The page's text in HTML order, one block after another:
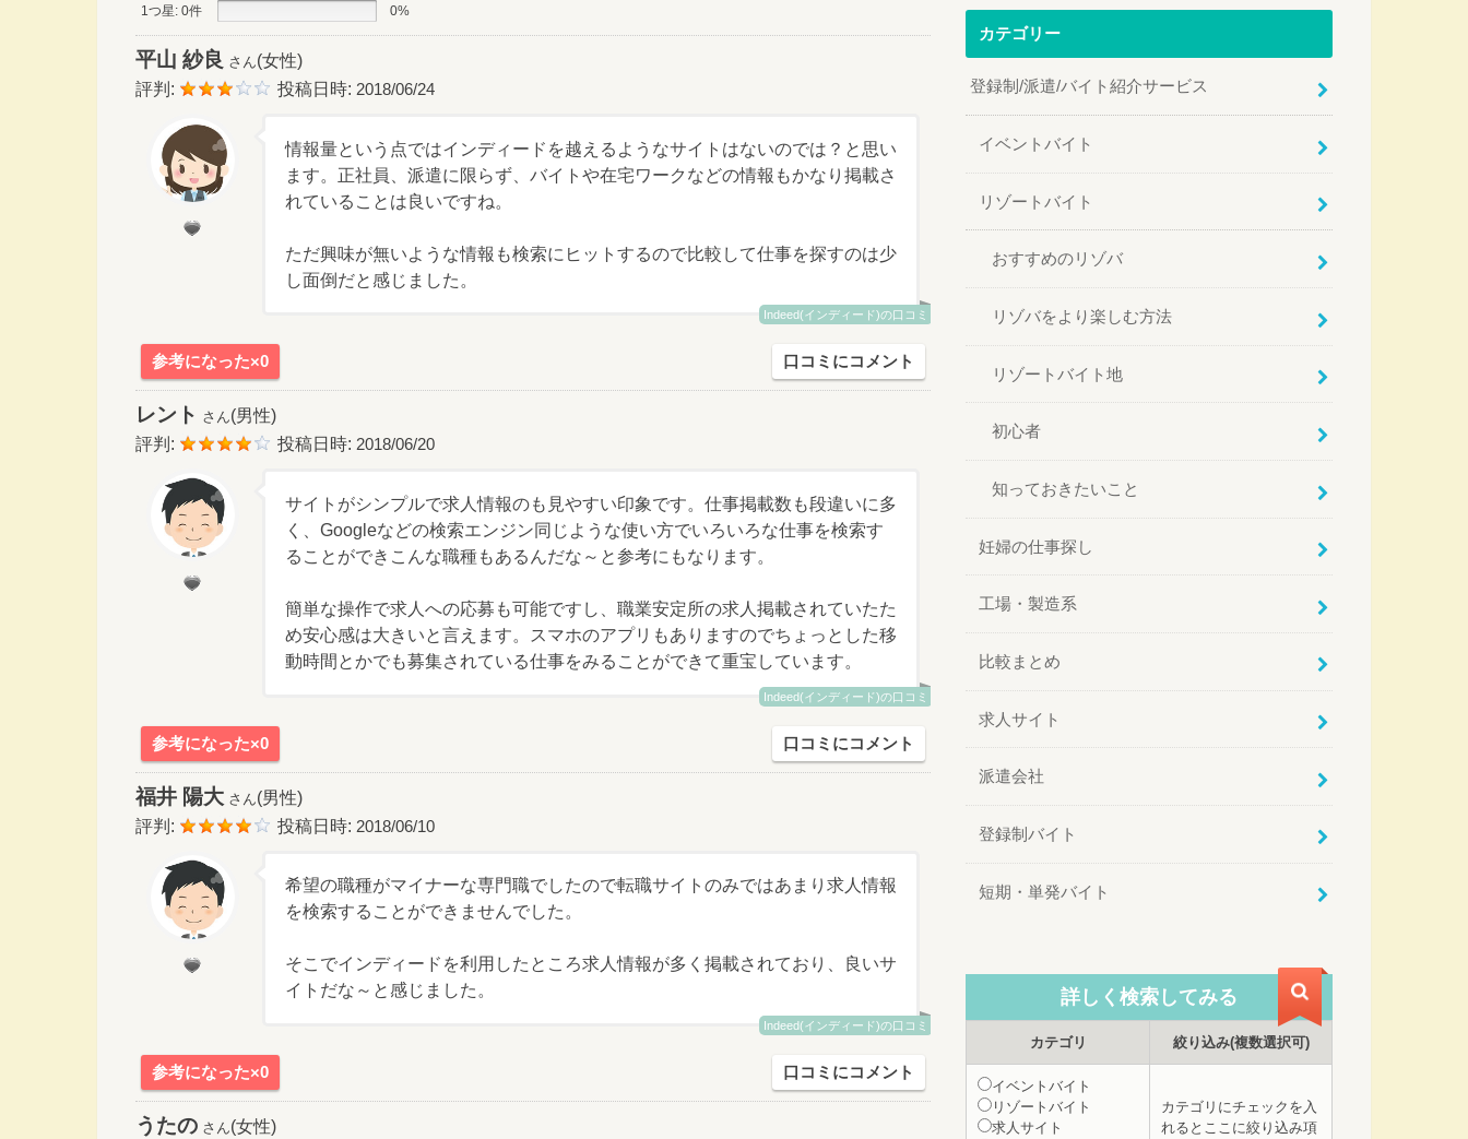
1つ星: 0件
0%
平山 紗良 さん(女性)
評判:
投稿日時: 2018/06/24
情報量という点ではインディードを越えるようなサイトはないのでは？と思い
ます。正社員、派遣に限らず、バイトや在宅ワークなどの情報もかなり掲載さ
れていることは良いですね。
ただ興味が無いような情報も検索にヒットするので比較して仕事を探すのは少
し面倒だと感じました。
Indeed(インディード)の口コミ
参考になった×0 口コミにコメント
レント さん(男性)
評判:
投稿日時: 2018/06/20
サイトがシンプルで求人情報のも見やすい印象です。仕事掲載数も段違いに多
く、Googleなどの検索エンジン同じような使い方でいろいろな仕事を検索す
ることができこんな職種もあるんだな～と参考にもなります。
簡単な操作で求人への応募も可能ですし、職業安定所の求人掲載されていたた
め安心感は大きいと言えます。スマホのアプリもありますのでちょっとした移
動時間とかでも募集されている仕事をみることができて重宝しています。
Indeed(インディード)の口コミ
参考になった×0 口コミにコメント
福井 陽大 さん(男性)
評判:
投稿日時: 2018/06/10
希望の職種がマイナーな専門職でしたので転職サイトのみではあまり求人情報
を検索することができませんでした。
そこでインディードを利用したところ求人情報が多く掲載されており、良いサ
イトだな～と感じました。
Indeed(インディード)の口コミ
参考になった×0 口コミにコメント
うたの さん(女性)
カテゴリー
登録制/派遣/バイト紹介サービス
イベントバイト
リゾートバイト
おすすめのリゾバ
リゾバをより楽しむ方法
リゾートバイト地
初心者
知っておきたいこと
妊婦の仕事探し
工場・製造系
比較まとめ
求人サイト
派遣会社
登録制バイト
短期・単発バイト
詳しく検索してみる
カテゴリ 絞り込み(複数選択可)
イベントバイト
リゾートバイト
求人サイト
カテゴリにチェックを入
れるとここに絞り込み項